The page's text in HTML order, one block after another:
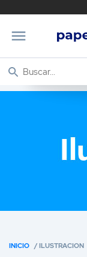
INICIO / ILUSTRACION